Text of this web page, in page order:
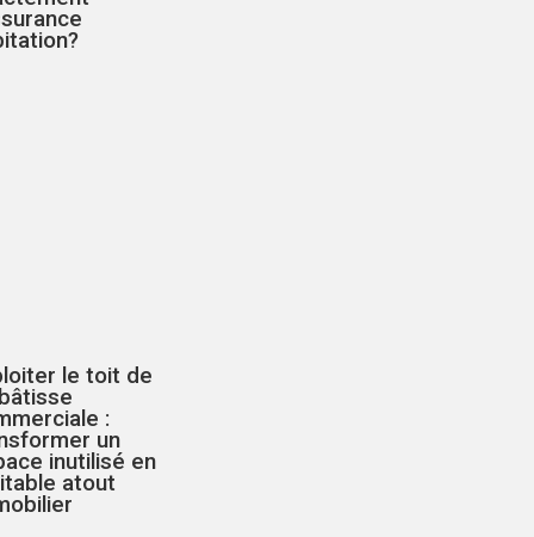
le toit de
:
un
inutilisé en
atout